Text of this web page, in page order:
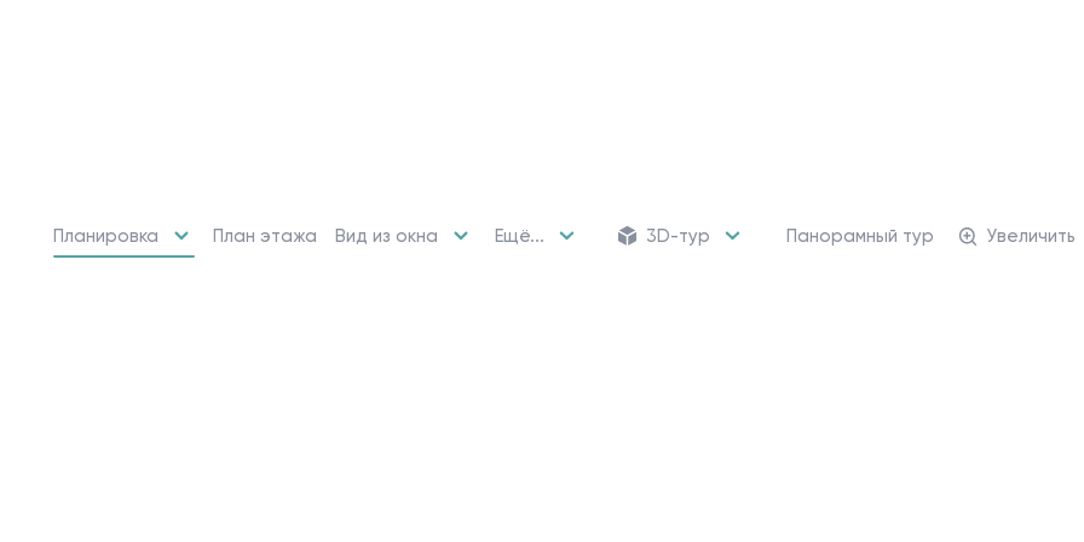
Планировка План этажа Вид из окна Ещё... 3D-тур Панорамный тур Увеличить